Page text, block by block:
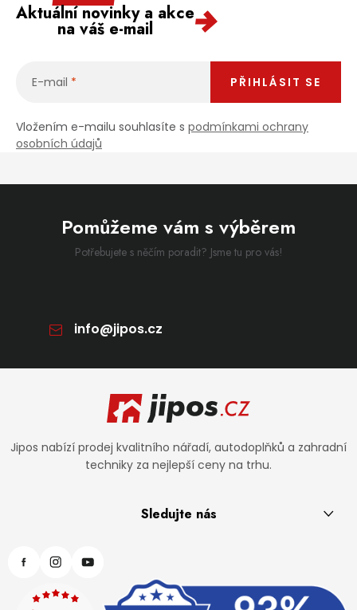
Aktuální novinky a akce
na váš e-mail
E-mail
Vložením e-mailu souhlasíte s podmínkami ochrany
osobních údajů
PŘIHLÁSIT SE
Pomůžeme vám s výběrem
Potřebujete s něčím poradit? Jsme tu pro vás!
info@jipos.cz
Zápatí
Jipos nabízí prodej kvalitního nářadí, autodoplňků a zahradní
techniky za nejlepší ceny na trhu.
Sledujte nás